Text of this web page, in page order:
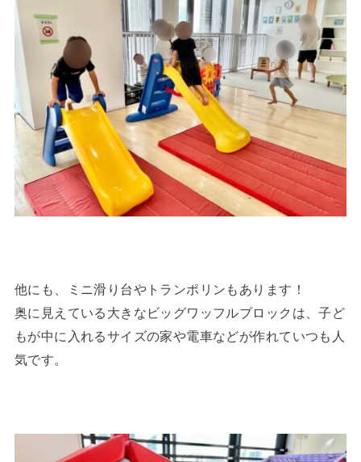
他にも、ミニ滑り台やトランポリンもあります！
奥に見えている大きなビッグワッフルブロックは、子ど
もが中に入れるサイズの家や電車などが作れていつも人
気です。